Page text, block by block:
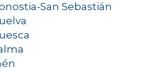
San Sebastián